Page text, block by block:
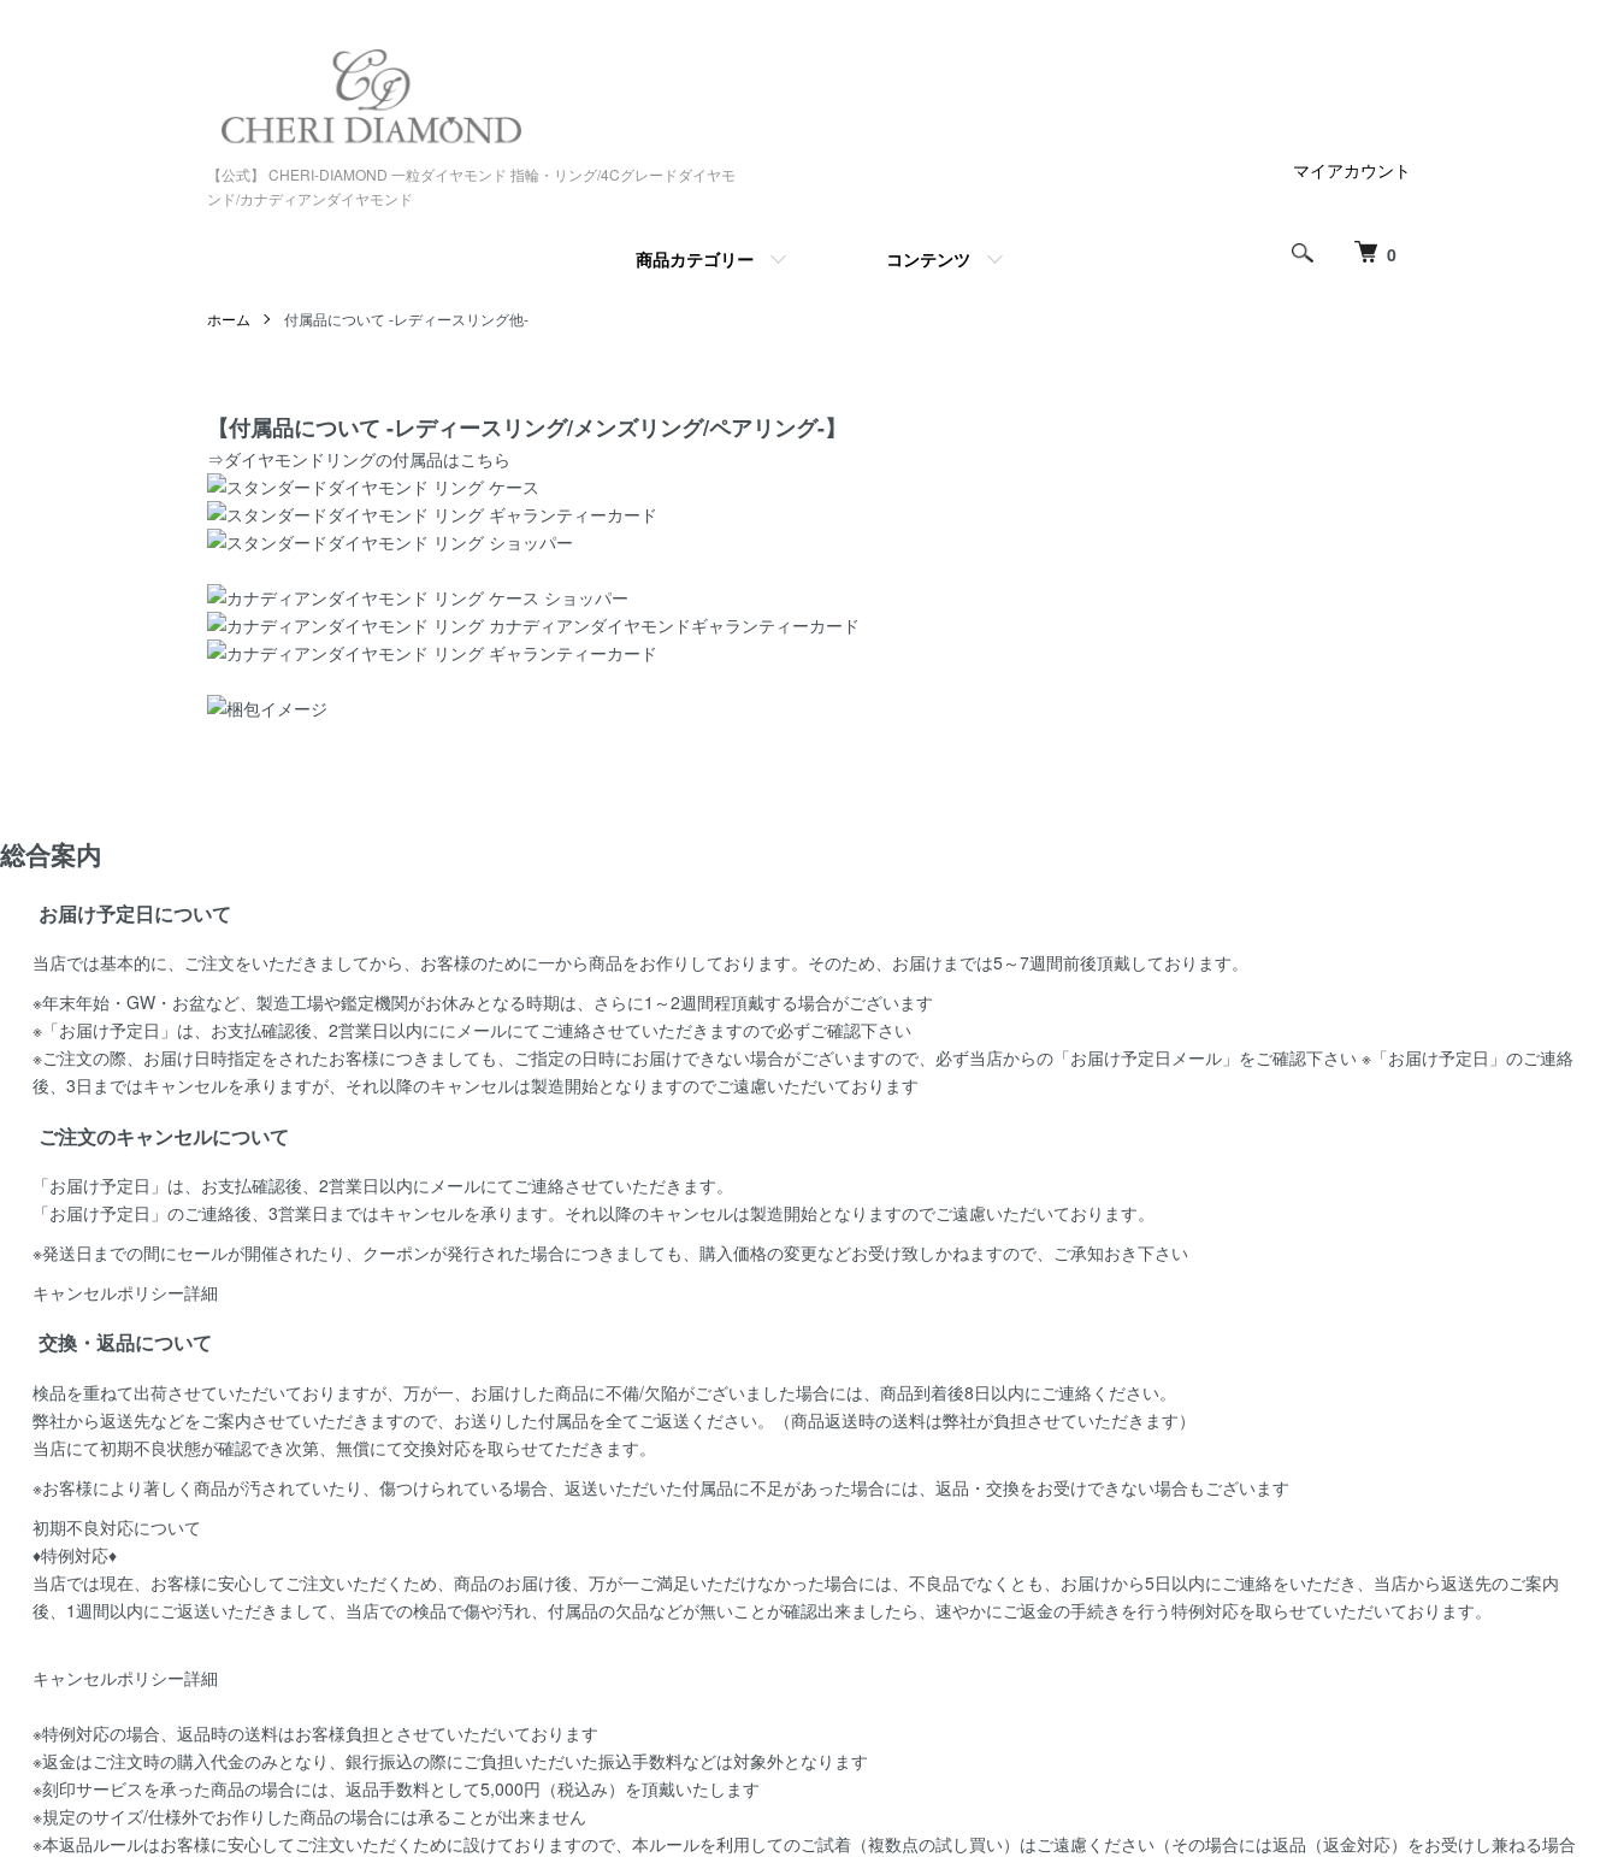
【公式】 CHERI-DIAMOND 一粒ダイヤモンド 指輪・リング/4Cグレードダイヤモ
ンド/カナディアンダイヤモンド
0
商品カテゴリー コンテンツ
マイアカウント
ホーム 付属品について -レディースリング他-
【付属品について -レディースリング/メンズリング/ペアリング-】
⇒ダイヤモンドリングの付属品はこちら
総合案内
お届け予定日について
当店では基本的に、ご注文をいただきましてから、お客様のために一から商品をお作りしております。そのため、お届けまでは5～7週間前後頂戴しております。
※年末年始・GW・お盆など、製造工場や鑑定機関がお休みとなる時期は、さらに1～2週間程頂戴する場合がございます
※「お届け予定日」は、お支払確認後、2営業日以内ににメールにてご連絡させていただきますので必ずご確認下さい
※ご注文の際、お届け日時指定をされたお客様につきましても、ご指定の日時にお届けできない場合がございますので、必ず当店からの「お届け予定日メール」をご確認下さい ※「お届け予定日」のご連絡
後、3日まではキャンセルを承りますが、それ以降のキャンセルは製造開始となりますのでご遠慮いただいております
ご注文のキャンセルについて
「お届け予定日」は、お支払確認後、 2営業日以内にメールにてご連絡させていただきます。
「お届け予定日」のご連絡後、 3営業日まではキャンセルを承ります。 それ以降のキャンセルは製造開始となりますのでご遠慮いただいております。
※発送日までの間にセールが開催されたり、クーポンが発行された場合につきましても、購入価格の変更などお受け致しかねますので、ご承知おき下さい
キャンセルポリシー詳細
交換・返品について
検品を重ねて出荷させていただいておりますが、万が一、お届けした商品に不備/欠陥がございました場合には、 商品到着後8日以内にご連絡ください。
弊社から返送先などをご案内させていただきますので、お送りした付属品を全てご返送ください。（商品返送時の送料は弊社が負担させていただきます）
当店にて初期不良状態が確認でき次第、無償にて交換対応を取らせてただきます。
※お客様により著しく商品が汚されていたり、傷つけられている場合、返送いただいた付属品に不足があった場合には、返品・交換をお受けできない場合もございます
初期不良対応について
♦特例対応♦
当店では現在、お客様に安心してご注文いただくため、商品のお届け後、万が一ご満足いただけなかった場合には、不良品でなくとも、お届けから5日以内にご連絡をいただき、当店から返送先のご案内
後、1週間以内にご返送いただきまして、当店での検品で傷や汚れ、付属品の欠品などが無いことが確認出来ましたら、速やかにご返金の手続きを行う特例対応を取らせていただいております。
キャンセルポリシー詳細
※特例対応の場合、返品時の送料はお客様負担とさせていただいております
※返金はご注文時の購入代金のみとなり、銀行振込の際にご負担いただいた振込手数料などは対象外となります
※刻印サービスを承った商品の場合には、返品手数料として5,000円（税込み）を頂戴いたします
※規定のサイズ/仕様外でお作りした商品の場合には承ることが出来ません
※本返品ルールはお客様に安心してご注文いただくために設けておりますので、本ルールを利用してのご試着（複数点の試し買い）はご遠慮ください（その場合には返品（返金対応）をお受けし兼ねる場合